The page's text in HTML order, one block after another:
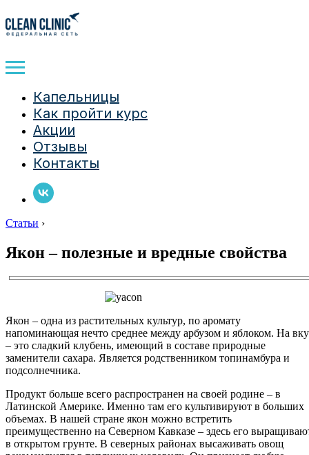
Капельницы
Как пройти курс
Акции
Отзывы
Контакты
Статьи ›
Якон – полезные и вредные свойства
Якон – одна из растительных культур, по аромату
напоминающая нечто среднее между арбузом и яблоком. На
– это сладкий клубень, имеющий в составе природные
заменители сахара. Является родственником топинамбура и
подсолнечника.
Продукт больше всего распространен на своей родине – в
Латинской Америке. Именно там его культивируют в больших
объемах. В нашей стране якон можно встретить
преимущественно на Северном Кавказе – здесь его
в открытом грунте. В северных районах высаживать овощ